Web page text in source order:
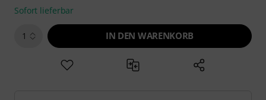
Sofort lieferbar
1 IN DEN WARENKORB